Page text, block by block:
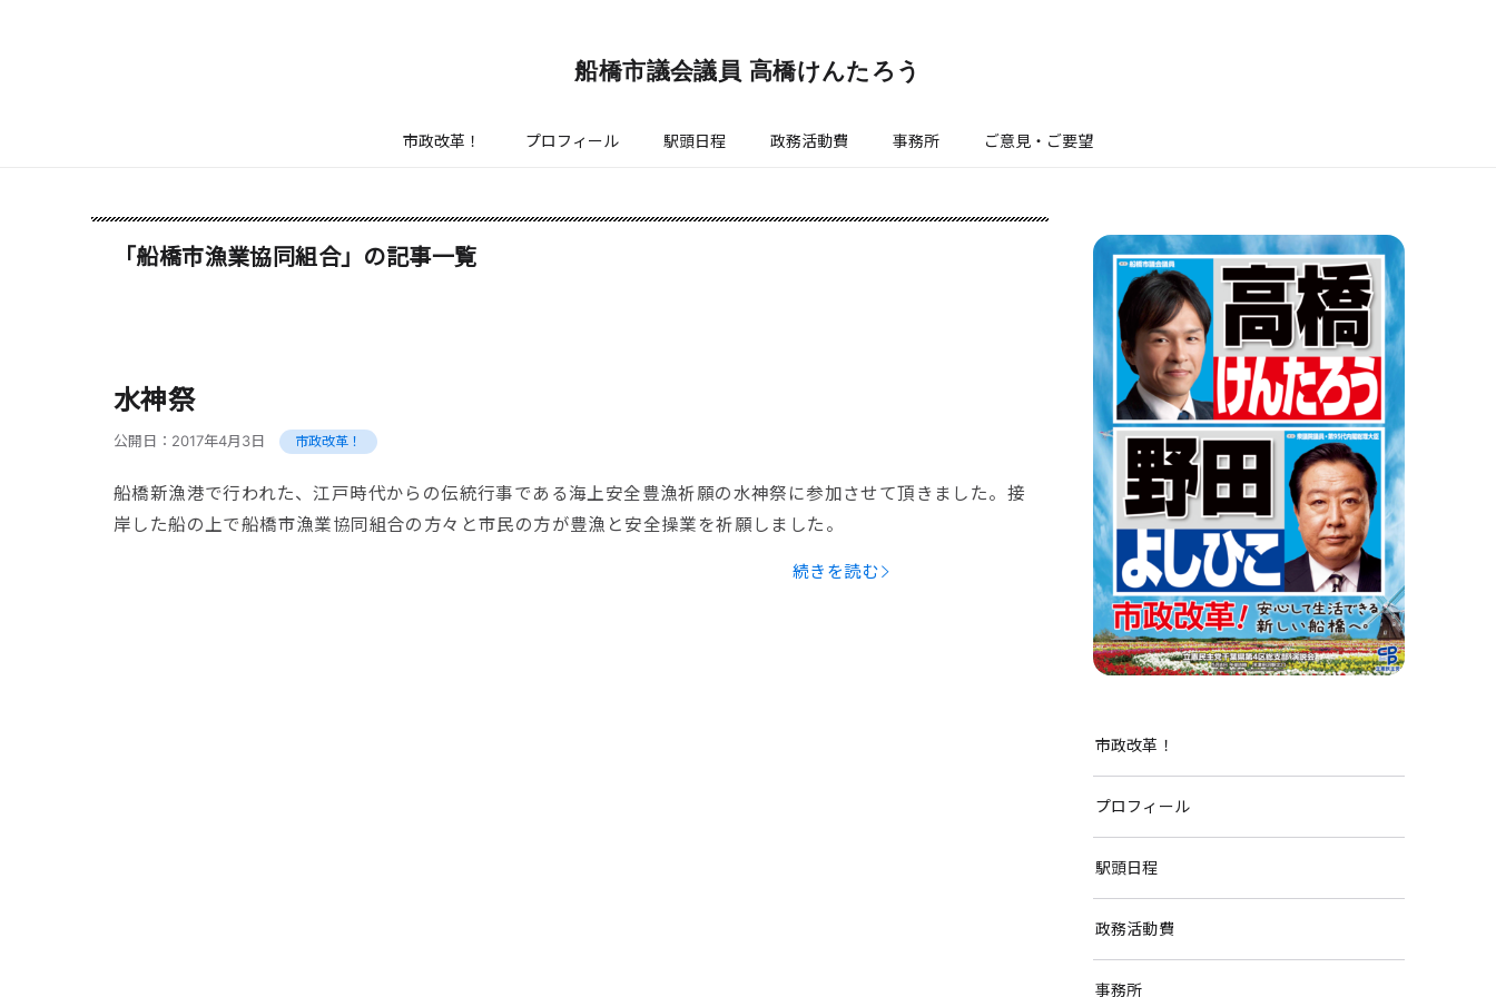
船橋市議会議員 高橋けんたろう
市政改革！ プロフィール 駅頭日程 政務活動費 事務所 ご意見・ご要望
「船橋市漁業協同組合」の記事一覧
水神祭
公開日： 2017年4月3日 市政改革！
船橋新漁港で行われた、江戸時代からの伝統行事である海上安全豊漁祈願の水神祭に参加させて頂きました。接
岸した船の上で船橋市漁業協同組合の方々と市民の方が豊漁と安全操業を祈願しました。
続きを読む
市政改革！
プロフィール
駅頭日程
政務活動費
事務所